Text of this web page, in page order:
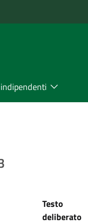
Testo
deliberato